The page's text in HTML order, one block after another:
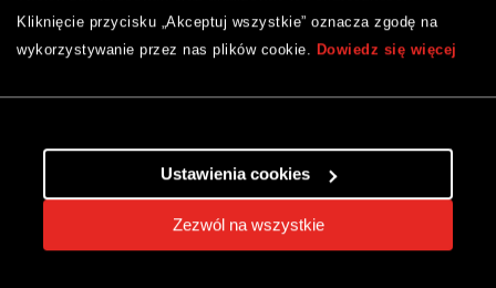
Kliknięcie przycisku „Akceptuj wszystkie” oznacza zgodę na
wykorzystywanie przez nas plików cookie. Dowiedz się więcej
Zezwól na wszystkie
Ustawienia cookies
stworzenie półek w obudowie wanny. Możesz tam
przechowywać akcesoria kąpielowe, ręczniki lub
zastosowaniu sprytnych rozwiązań całkowicie
zrezygnujesz z otwartych półek.
Czy to wszystko, jeżeli chodzi o styl nowoczesny?